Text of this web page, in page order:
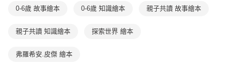
恩沛科技股份有限公司將有權停止該用戶之使用額度並採取法律行動。
0-6歲 故事繪本 0-6歲 知識繪本 親子共讀 故事繪本
親子共讀 知識繪本 探索世界 繪本
弗羅希安.皮傑 繪本